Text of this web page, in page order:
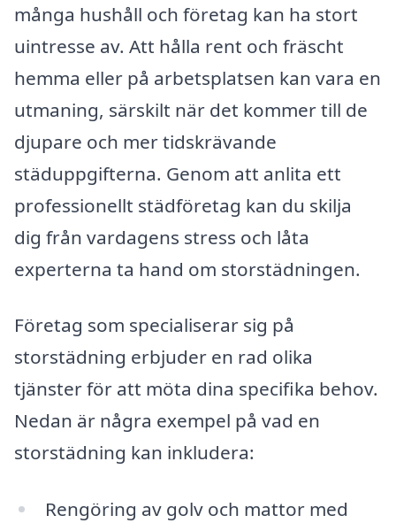
många hushåll och företag kan ha stort
uintresse av. Att hålla rent och fräscht
hemma eller på arbetsplatsen kan vara en
utmaning, särskilt när det kommer till de
djupare och mer tidskrävande
städuppgifterna. Genom att anlita ett
professionellt städföretag kan du skilja
dig från vardagens stress och låta
experterna ta hand om storstädningen.
Företag som specialiserar sig på
storstädning erbjuder en rad olika
tjänster för att möta dina specifika behov.
Nedan är några exempel på vad en
storstädning kan inkludera:
Rengöring av golv och mattor med